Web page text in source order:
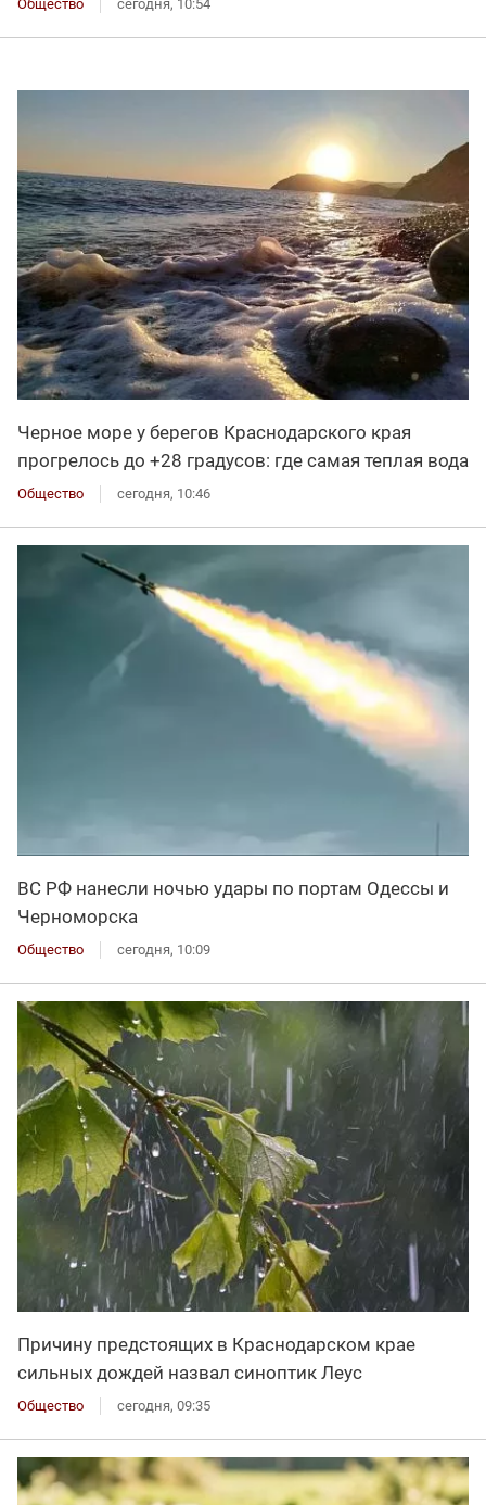
Общество сегодня, 10:54
Черное море у берегов Краснодарского края
прогрелось до +28 градусов: где самая теплая вода
Общество сегодня, 10:46
ВС РФ нанесли ночью удары по портам Одессы и
Черноморска
Общество сегодня, 10:09
Причину предстоящих в Краснодарском крае
сильных дождей назвал синоптик Леус
Общество сегодня, 09:35